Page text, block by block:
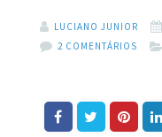
LUCIANO JUNIOR
2 COMENTÁRIOS